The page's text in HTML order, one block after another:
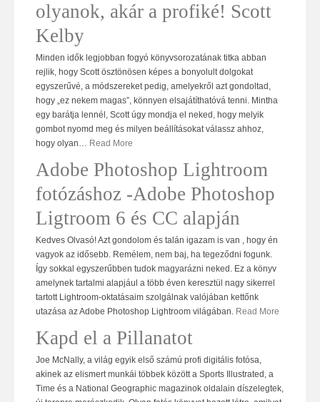
olyanok, akár a profiké! Scott
Kelby
Minden idők legjobban fogyó könyvsorozatának titka abban
rejlik, hogy Scott ösztönösen képes a bonyolult dolgokat
egyszerűvé, a módszereket pedig, amelyekről azt gondoltad,
hogy „ez nekem magas”, könnyen elsajátíthatóvá tenni. Mintha
egy barátja lennél, Scott úgy mondja el neked, hogy melyik
gombot nyomd meg és milyen beállításokat válassz ahhoz,
hogy olyan… Read More
Adobe Photoshop Lightroom
fotózáshoz -Adobe Photoshop
Ligtroom 6 és CC alapján
Kedves Olvasó! Azt gondolom és talán igazam is van , hogy én
vagyok az idősebb. Remélem, nem baj, ha tegeződni fogunk.
Így sokkal egyszerűbben tudok magyarázni neked. Ez a könyv
amelynek tartalmi alapjául a több éven keresztül nagy sikerrel
tartott Lightroom-oktatásaim szolgálnak valójában kettőnk
utazása az Adobe Photoshop Lightroom világában. Read More
Kapd el a Pillanatot
Joe McNally, a világ egyik első számú profi digitális fotósa,
akinek az elismert munkái többek között a Sports Illustrated, a
Time és a National Geographic magazinok oldalain díszelegtek,